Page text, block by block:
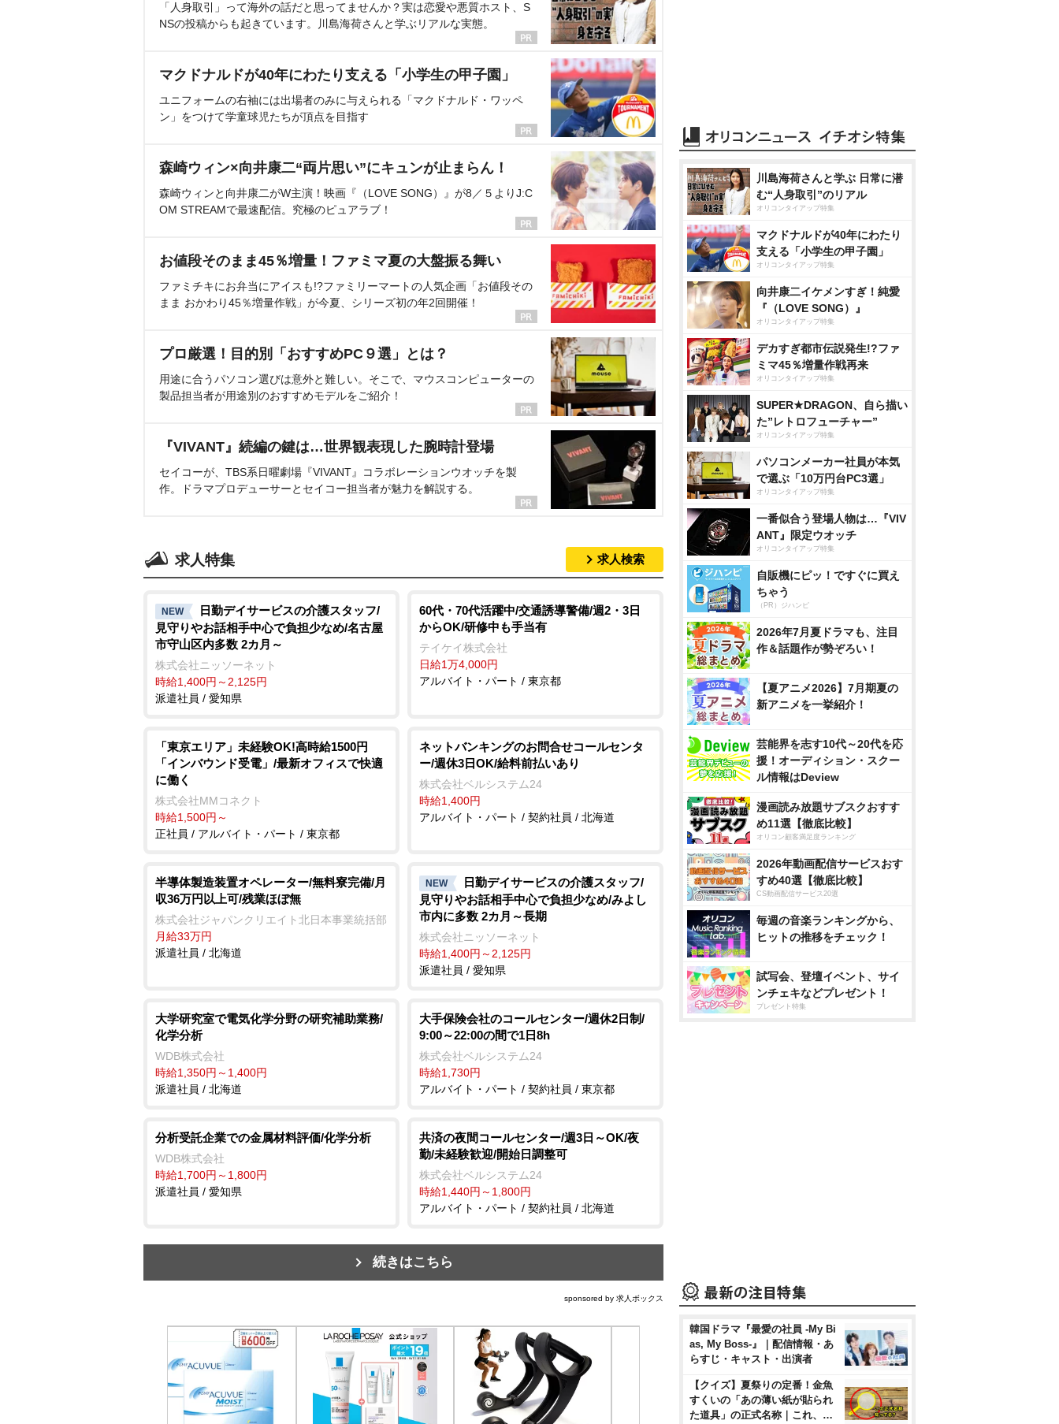
「人身取引」って海外の話だと思ってませんか？実は恋愛や悪質ホスト、S
NSの投稿からも起きています。川島海荷さんと学ぶリアルな実態。
マクドナルドが40年にわたり支える「小学生の甲子園」
ユニフォームの右袖には出場者のみに与えられる「マクドナルド・ワッペ
ン」をつけて学童球児たちが頂点を目指す
森崎ウィン×向井康二“両片思い”にキュンが止まらん！
森崎ウィンと向井康二がW主演！映画『（LOVE SONG）』が8／５よりJ:C
OM STREAMで最速配信。究極のピュアラブ！
お値段そのまま45％増量！ファミマ夏の大盤振る舞い
ファミチキにお弁当にアイスも!?ファミリーマートの人気企画「お値段その
まま おかわり45％増量作戦」が今夏、シリーズ初の年2回開催！
プロ厳選！目的別「おすすめPC９選」とは？
用途に合うパソコン選びは意外と難しい。そこで、マウスコンピューターの
製品担当者が用途別のおすすめモデルをご紹介！
『VIVANT』続編の鍵は…世界観表現した腕時計登場
セイコーが、TBS系日曜劇場『VIVANT』コラボレーションウオッチを製
作。ドラマプロデューサーとセイコー担当者が魅力を解説する。
求人特集 求人検索
NEW
日勤デイサービスの介護スタッフ/
見守りやお話相手中心で負担少なめ/名古屋
市守山区内多数 2カ月～
株式会社ニッソーネット
時給1,400円～2,125円
派遣社員 / 愛知県
60代・70代活躍中/交通誘導警備/週2・3日
からOK/研修中も手当有
テイケイ株式会社
日給1万4,000円
アルバイト・パート / 東京都
「東京エリア」未経験OK!高時給1500円
「インバウンド受電」/最新オフィスで快適
に働く
株式会社MMコネクト
時給1,500円～
正社員 / アルバイト・パート / 東京都
ネットバンキングのお問合せコールセンタ
ー/週休3日OK/給料前払いあり
株式会社ベルシステム24
時給1,400円
アルバイト・パート / 契約社員 / 北海道
半導体製造装置オペレーター/無料寮完備/月
収36万円以上可/残業ほぼ無
株式会社ジャパンクリエイト北日本事業統括部
月給33万円
派遣社員 / 北海道
NEW
日勤デイサービスの介護スタッフ/
見守りやお話相手中心で負担少なめ/みよし
市内に多数 2カ月～長期
株式会社ニッソーネット
時給1,400円～2,125円
派遣社員 / 愛知県
大学研究室で電気化学分野の研究補助業務/
化学分析
WDB株式会社
時給1,350円～1,400円
派遣社員 / 北海道
大手保険会社のコールセンター/週休2日制/
9:00～22:00の間で1日8h
株式会社ベルシステム24
時給1,730円
アルバイト・パート / 契約社員 / 東京都
分析受託企業での金属材料評価/化学分析
WDB株式会社
時給1,700円～1,800円
派遣社員 / 愛知県
共済の夜間コールセンター/週3日～OK/夜
勤/未経験歓迎/開始日調整可
株式会社ベルシステム24
時給1,440円～1,800円
アルバイト・パート / 契約社員 / 北海道
続きはこちら
sponsored by 求人ボックス
川島海荷さんと学ぶ 日常に潜
む“人身取引”のリアル
オリコンタイアップ特集
マクドナルドが40年にわたり
支える「小学生の甲子園」
オリコンタイアップ特集
向井康二イケメンすぎ！純愛
『（LOVE SONG）』
オリコンタイアップ特集
デカすぎ都市伝説発生!?ファ
ミマ45％増量作戦再来
オリコンタイアップ特集
SUPER★DRAGON、自ら描い
た”レトロフューチャー”
オリコンタイアップ特集
パソコンメーカー社員が本気
で選ぶ「10万円台PC3選」
オリコンタイアップ特集
一番似合う登場人物は…『VIV
ANT』限定ウオッチ
オリコンタイアップ特集
自販機にピッ！ですぐに買え
ちゃう
（PR）ジハンピ
2026年7月夏ドラマも、注目
作＆話題作が勢ぞろい！
【夏アニメ2026】7月期夏の
新アニメを一挙紹介！
芸能界を志す10代～20代を応
援！オーディション・スクー
ル情報はDeview
漫画読み放題サブスクおすす
め11選【徹底比較】
オリコン顧客満足度ランキング
2026年動画配信サービスおす
すめ40選【徹底比較】
CS動画配信サービス20選
毎週の音楽ランキングから、
ヒットの推移をチェック！
試写会、登壇イベント、サイ
ンチェキなどプレゼント！
プレゼント特集
韓国ドラマ『最愛の社員 -My Bi
as, My Boss-』｜配信情報・あ
らすじ・キャスト・出演者
【クイズ】夏祭りの定番！金魚
すくいの「あの薄い紙が貼られ
た道具」の正式名称｜これ、…